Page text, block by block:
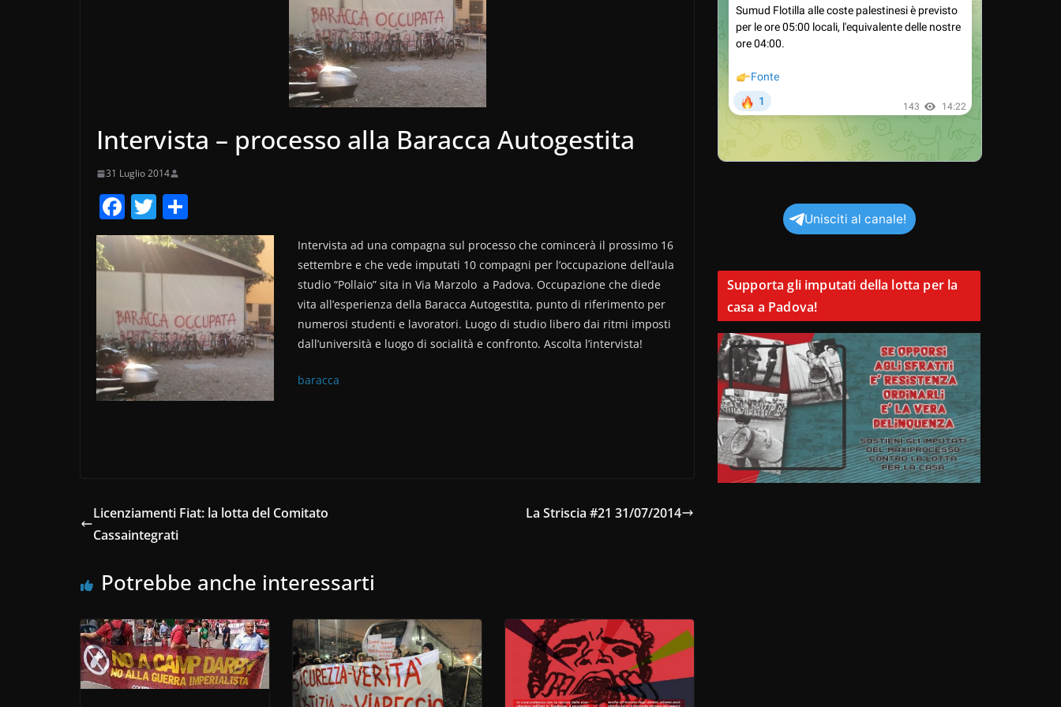
Intervista – processo alla Baracca Autogestita
31 Luglio 2014
F
a
c
e
b
o
o
k
T
w
itt
er
o
n
di
vi
di
Intervista ad una compagna sul processo che comincerà il prossimo 16
settembre e che vede imputati 10 compagni per l’occupazione dell’aula
studio “Pollaio” sita in Via Marzolo a Padova. Occupazione che diede
vita all’esperienza della Baracca Autogestita, punto di riferimento per
numerosi studenti e lavoratori. Luogo di studio libero dai ritmi imposti
dall’università e luogo di socialità e confronto. Ascolta l’intervista!
baracca
Licenziamenti Fiat: la lotta del Comitato
Cassaintegrati
La Striscia #21 31/07/2014
Potrebbe anche interessarti
Unisciti al canale!
Supporta gli imputati della lotta per la
casa a Padova!